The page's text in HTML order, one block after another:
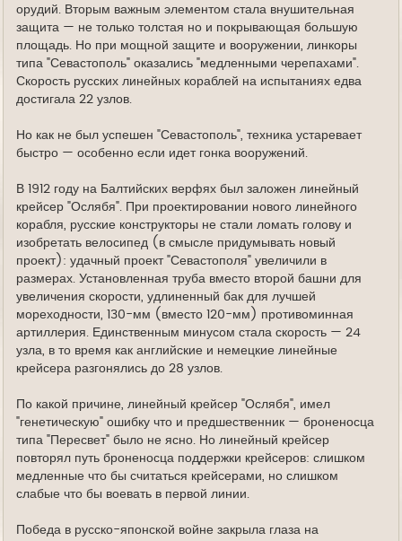
орудий. Вторым важным элементом стала внушительная
защита — не только толстая но и покрывающая большую
площадь. Но при мощной защите и вооружении, линкоры
типа "Севастополь" оказались "медленными черепахами".
Скорость русских линейных кораблей на испытаниях едва
достигала 22 узлов.
Но как не был успешен "Севастополь", техника устаревает
быстро — особенно если идет гонка вооружений.
В 1912 году на Балтийских верфях был заложен линейный
крейсер "Ослябя". При проектировании нового линейного
корабля, русские конструкторы не стали ломать голову и
изобретать велосипед (в смысле придумывать новый
проект): удачный проект "Севастополя" увеличили в
размерах. Установленная труба вместо второй башни для
увеличения скорости, удлиненный бак для лучшей
мореходности, 130-мм (вместо 120-мм) противоминная
артиллерия. Единственным минусом стала скорость — 24
узла, в то время как английские и немецкие линейные
крейсера разгонялись до 28 узлов.
По какой причине, линейный крейсер "Ослябя", имел
"генетическую" ошибку что и предшественник — броненосца
типа "Пересвет" было не ясно. Но линейный крейсер
повторял путь броненосца поддержки крейсеров: слишком
медленные что бы считаться крейсерами, но слишком
слабые что бы воевать в первой линии.
Победа в русско-японской войне закрыла глаза на